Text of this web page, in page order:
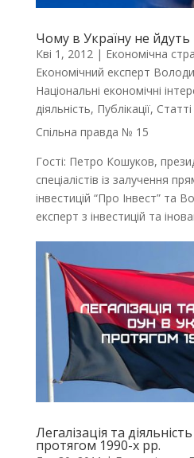
Чому в Україну не йдуть
Кві 1, 2012| Економічна
Економічний експерт
Національні економічні
діяльність, Публікації, Статті
Спільна правда № 15
Гості: Петро Кошуков,
спеціалістів із залучення
інвестицій “Про Інвест” та
експерт з інвестицій та
Легалізація та
протягом 1990-х рр.